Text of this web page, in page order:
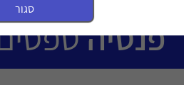
פנסיה
סגור